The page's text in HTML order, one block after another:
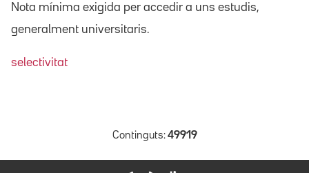
Nota mínima exigida per accedir a uns estudis,
generalment universitaris.
selectivitat
Continguts: 49919